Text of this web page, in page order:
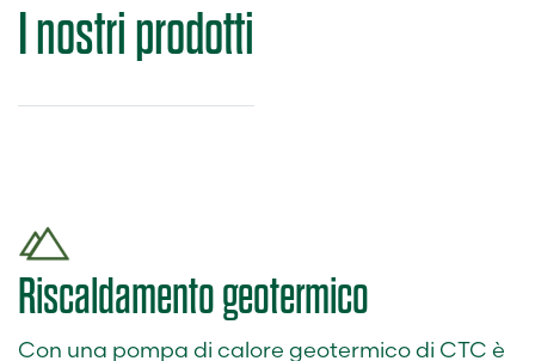
I nostri prodotti
Riscaldamento geotermico
Con una pompa di calore geotermico di CTC è